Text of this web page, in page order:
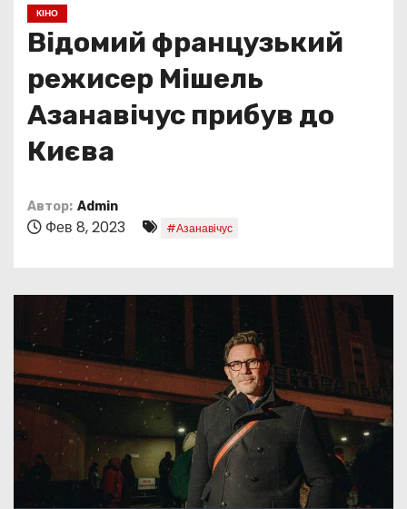
КІНО
Відомий французький
режисер Мішель
Азанавічус прибув до
Києва
Автор: Admin
Фев 8, 2023 #Азанавічус